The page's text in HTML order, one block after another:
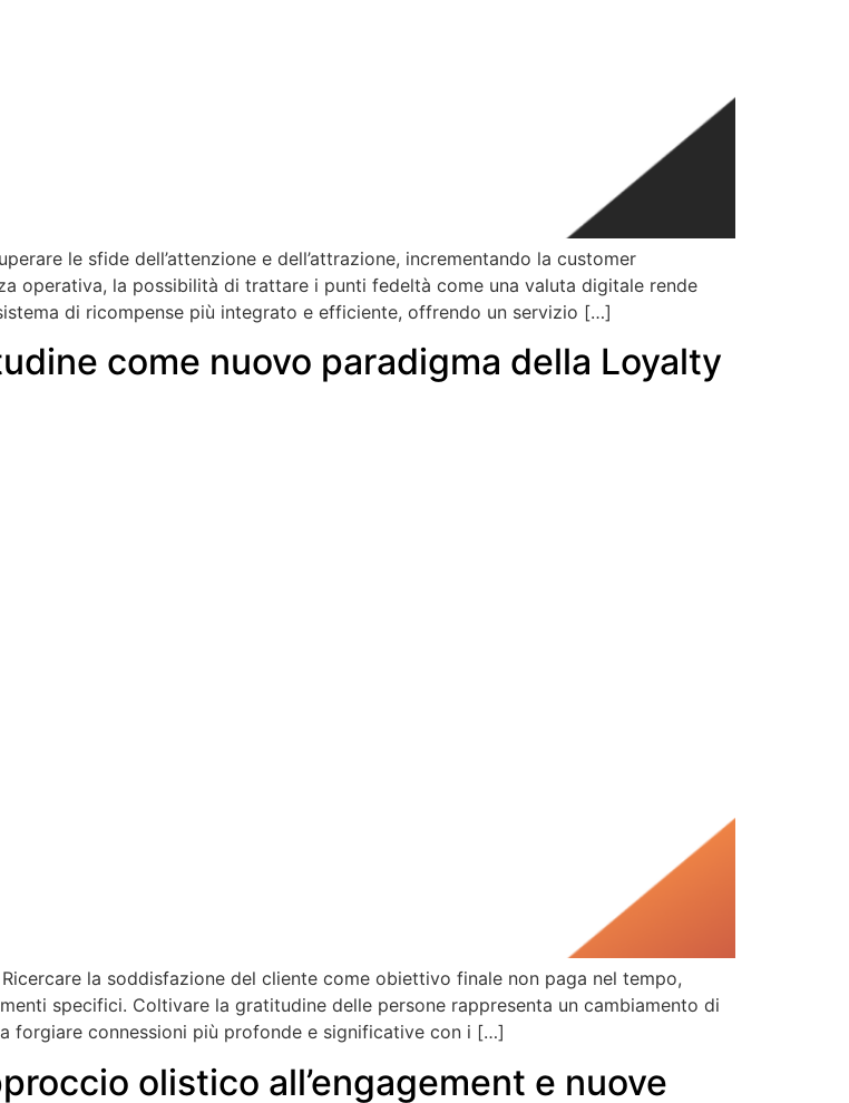
le sfide dell’attenzione e dell’attrazione, incrementando la customer
operativa, la possibilità di trattare i punti fedeltà come una valuta digitale rende
di ricompense più integrato e efficiente, offrendo un servizio […]
come nuovo paradigma della Loyalty
la soddisfazione del cliente come obiettivo finale non paga nel tempo,
specifici. Coltivare la gratitudine delle persone rappresenta un cambiamento di
forgiare connessioni più profonde e significative con i […]
olistico all’engagement e nuove